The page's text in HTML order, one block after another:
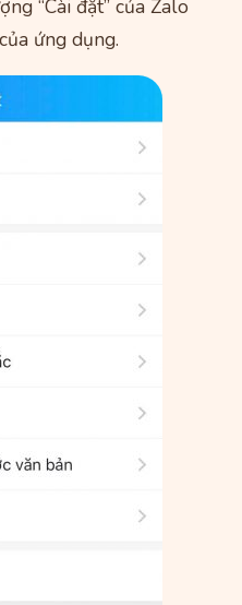
“Cài đặt” của Zalo
ứng dụng.